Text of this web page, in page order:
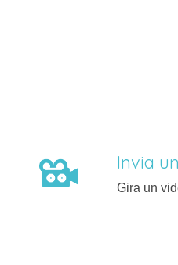
Invia
Gira un